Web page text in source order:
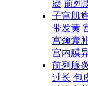
癌 前列
子宫肌
带发黄
宫颈囊
宫内膜
前列腺
过长 包